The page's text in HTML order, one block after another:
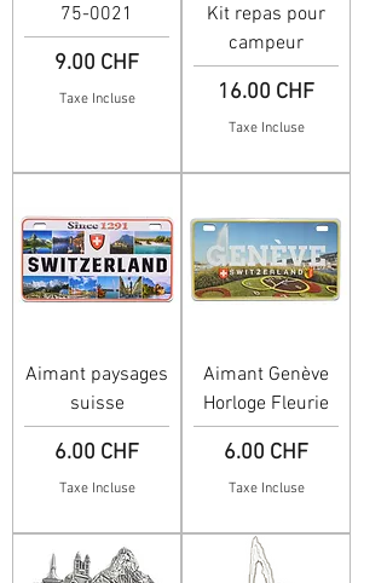
75-0021
Prix
9.00 CHF
Taxe Incluse
Kit repas pour
campeur
Prix
16.00 CHF
Taxe Incluse
Aimant paysages
suisse
Prix
6.00 CHF
Taxe Incluse
Aimant Genève
Horloge Fleurie
Prix
6.00 CHF
Taxe Incluse